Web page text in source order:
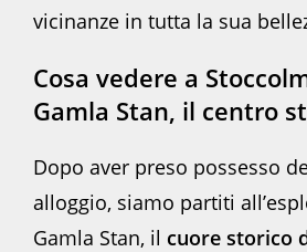
vicinanze in tutta la sua
Cosa vedere a
Gamla Stan, il centro
Dopo aver preso possesso
alloggio, siamo partiti
Gamla Stan, il cuore storico